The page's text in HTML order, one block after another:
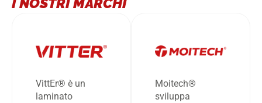
VittEr® è un
laminato
Moitech®
sviluppa